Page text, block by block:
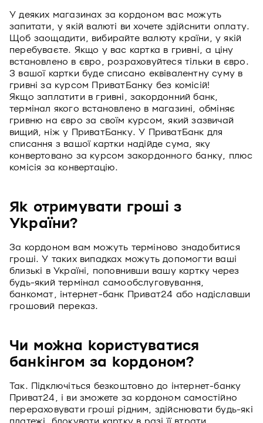
У деяких магазинах за кордоном вас можуть
запитати, у якій валюті ви хочете здійснити оплату.
Щоб заощадити, вибирайте валюту країни, у якій
перебуваєте. Якщо у вас картка в гривні, а ціну
встановлено в євро, розраховуйтеся тільки в євро.
З вашої картки буде списано еквівалентну суму в
гривні за курсом ПриватБанку без комісій!
Якщо заплатити в гривні, закордонний банк,
термінал якого встановлено в магазині, обміняє
гривню на євро за своїм курсом, який зазвичай
вищий, ніж у ПриватБанку. У ПриватБанк для
списання з вашої картки надійде сума, яку
конвертовано за курсом закордонного банку, плюс
комісія за конвертацію.
Як отримувати гроші з
України?
За кордоном вам можуть терміново знадобитися
гроші. У таких випадках можуть допомогти ваші
близькі в Україні, поповнивши вашу картку через
будь-який термінал самообслуговування,
банкомат, інтернет-банк Приват24 або надіславши
грошовий переказ.
Чи можна користуватися
банкінгом за кордоном?
Так. Підключіться безкоштовно до інтернет-банку
Приват24, і ви зможете за кордоном самостійно
перераховувати гроші рідним, здійснювати будь-які